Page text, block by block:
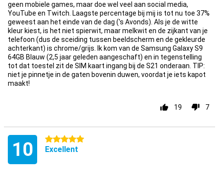
geen mobiele games, maar doe wel veel aan social media,
YouTube en Twitch. Laagste percentage bij mij is tot nu toe 37%
geweest aan het einde van de dag ('s Avonds). Als je de witte
kleur kiest, is het niet spierwit, maar melkwit en de zijkant van je
telefoon (dus de sceiding tussen beeldscherm en de gekleurde
achterkant) is chrome/grijs. Ik kom van de Samsung Galaxy S9
64GB Blauw (2,5 jaar geleden aangeschaft) en in tegenstelling
tot dat toestel zit de SIM kaart ingang bij de S21 onderaan. TIP:
niet je pinnetje in de gaten bovenin duwen, voordat je iets kapot
maakt!
19 7
10 5 étoiles
Excellent